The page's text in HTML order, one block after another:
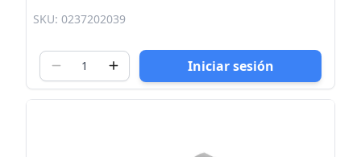
SKU: 0237202039
Iniciar sesión